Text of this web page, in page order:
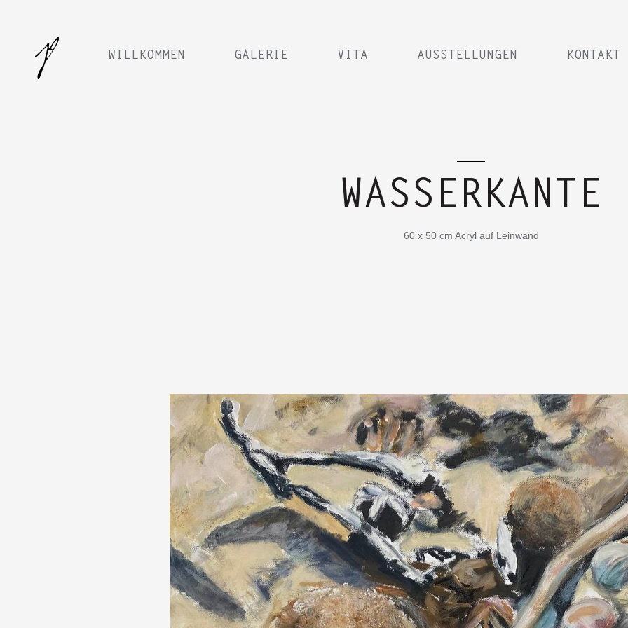
WILLKOMMEN GALERIE VITA AUSSTELLUNGEN KONTAKT
WASSERKANTE
60 x 50 cm Acryl auf Leinwand